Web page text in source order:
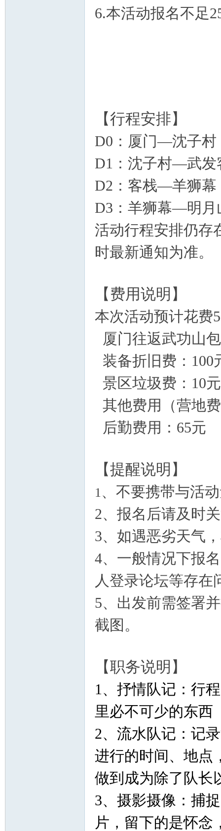
6.本活动报名不足
【行程安排】
D0：厦门—沈子村
D1：沈子村—武发
D2：客栈—羊狮幕
D3：羊狮幕—明月
活动行程安排仍存
时最新通知为准。
【费用说明】
本次活动预计花费
厦门往返武功山
装备折旧费：100
景区垃圾费：10元
其他费用（营地
后勤费用：65元
【提醒说明】
1、不要携带与活
2、报名后请及时
3、如遇恶劣天气
4、 一般情况下报
人登录论坛等存在
5、出发前需签署
截图。
【职务说明】
1、抒情队记：行
里必不可少的东西
2、流水队记：记
进行的时间、地点
做到成为除了队长
3、摄影摄像：捕
片，留下的是怀念